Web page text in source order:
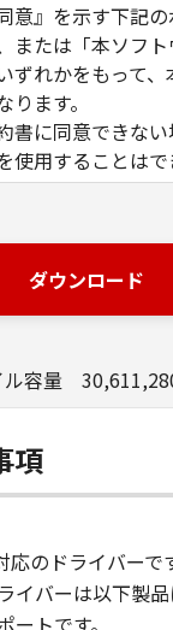
意』を示す下記
または「本ソフ
ずれかをもって
ます。
書に同意できな
使用することはで
お客様が「キヤ
めに、「キヤノン
いては、「本ソフ
コンピューターに
スすること、もし
含むものとしま
「指定機器」にネ
たコンピュータ
の使用者に対して
ダウンロード
ル容量
項
応のドライバーで
イバーは以下製
トです。